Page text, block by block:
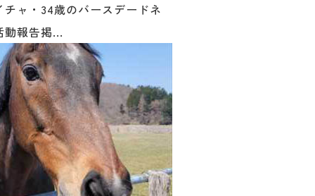
チャ・34歳のバースデードネ
動報告掲...